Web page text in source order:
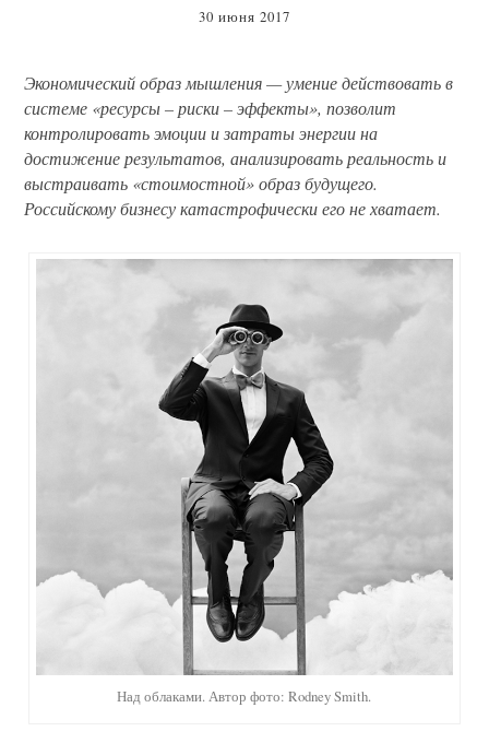
30 июня 2017
Экономический образ мышления — умение действовать в
системе «ресурсы – риски – эффекты», позволит
контролировать эмоции и затраты энергии на
достижение результатов, анализировать реальность и
выстраивать «стоимостной» образ будущего.
Российскому бизнесу катастрофически его не хватает.
Над облаками. Автор фото: Rodney Smith.